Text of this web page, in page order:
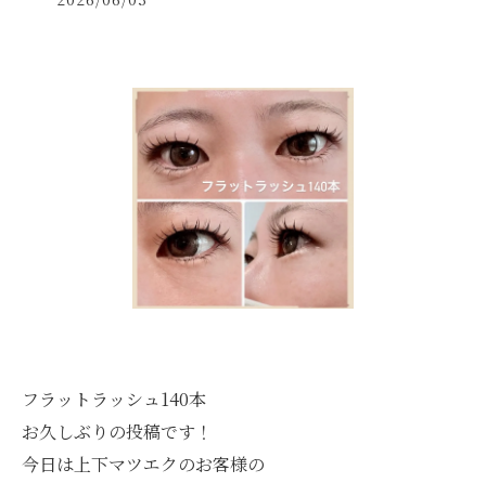
フラットラッシュ140本
お久しぶりの投稿です！
今日は上下マツエクのお客様の